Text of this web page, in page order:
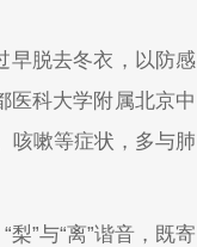
早脱去冬衣，以防感
医科大学附属北京中
咳嗽等症状，多与肺
”与“离”谐音，既寄